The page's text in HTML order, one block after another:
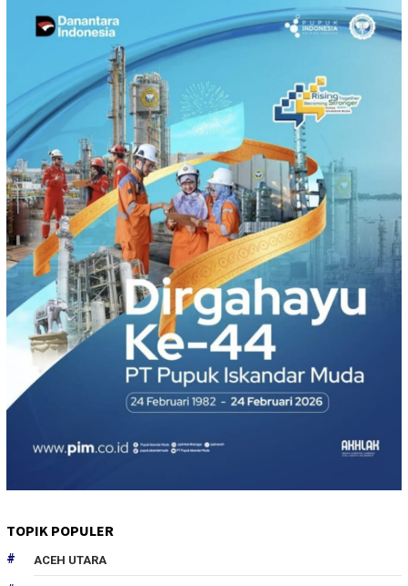
TOPIK POPULER
ACEH UTARA